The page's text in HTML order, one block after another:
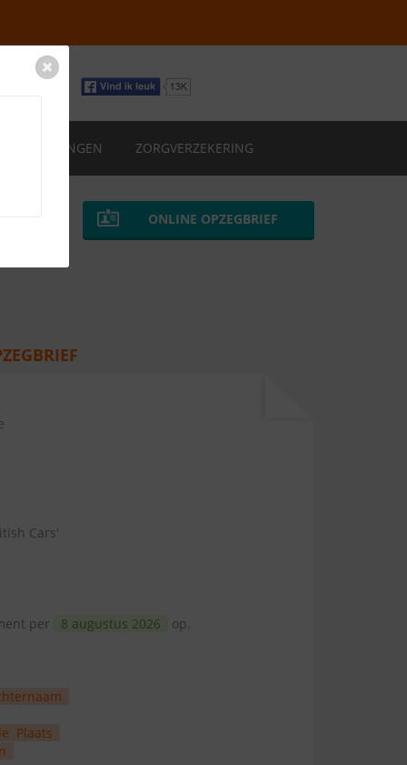
VERZEKERINGEN ZORGVERZEKERING
ONLINE OPZEGBRIEF
Cars'
per 8 augustus 2026 op.
Plaats